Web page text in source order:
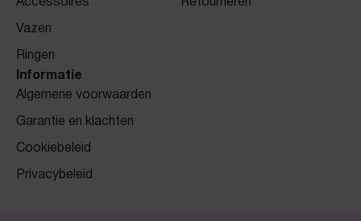
Accessoires
Vazen
Ringen
Retourneren
Informatie
Algemene voorwaarden
Garantie en klachten
Cookiebeleid
Privacybeleid